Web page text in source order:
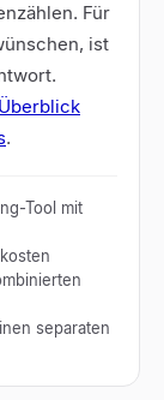
Für
ist
Überblick
.
Tool mit
separaten